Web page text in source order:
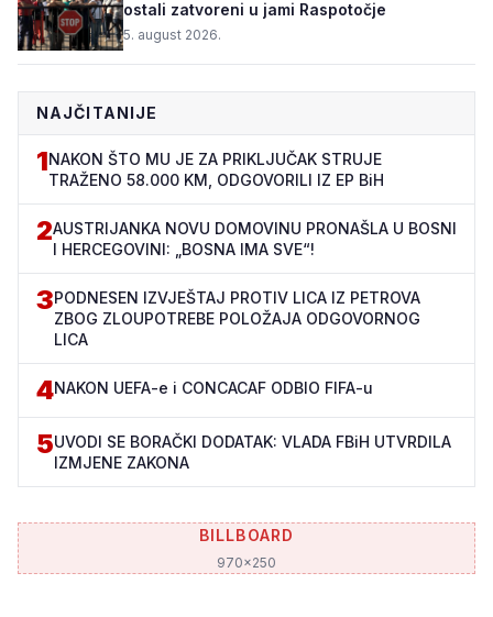
ostali zatvoreni u jami Raspotočje
5. august 2026.
NAJČITANIJE
1NAKON ŠTO MU JE ZA PRIKLJUČAK STRUJE
TRAŽENO 58.000 KM, ODGOVORILI IZ EP BiH
2AUSTRIJANKA NOVU DOMOVINU PRONAŠLA U BOSNI
I HERCEGOVINI: „BOSNA IMA SVE“!
3PODNESEN IZVJEŠTAJ PROTIV LICA IZ PETROVA
ZBOG ZLOUPOTREBE POLOŽAJA ODGOVORNOG
LICA
4NAKON UEFA-e i CONCACAF ODBIO FIFA-u
5UVODI SE BORAČKI DODATAK: VLADA FBiH UTVRDILA
IZMJENE ZAKONA
BILLBOARD
970x250